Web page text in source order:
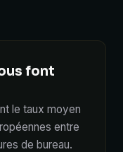
font
le taux moyen
entre
de bureau.